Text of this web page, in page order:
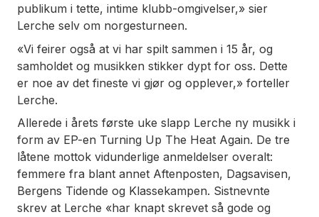
publikum i tette, intime klubb-omgivelser,» sier
Lerche selv om norgesturneen.
«Vi feirer også at vi har spilt sammen i 15 år, og
samholdet og musikken stikker dypt for oss. Dette
er noe av det fineste vi gjør og opplever,» forteller
Lerche.
Allerede i årets første uke slapp Lerche ny musikk i
form av EP-en Turning Up The Heat Again. De tre
låtene mottok vidunderlige anmeldelser overalt:
femmere fra blant annet Aftenposten, Dagsavisen,
Bergens Tidende og Klassekampen. Sistnevnte
skrev at Lerche «har knapt skrevet så gode og